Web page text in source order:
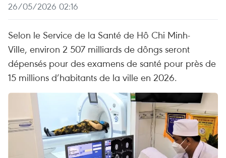
26/05/2026 02:16
Selon le Service de la Santé de Hô Chi Minh-
Ville, environ 2 507 milliards de dôngs seront
dépensés pour des examens de santé pour près de
15 millions d’habitants de la ville en 2026.